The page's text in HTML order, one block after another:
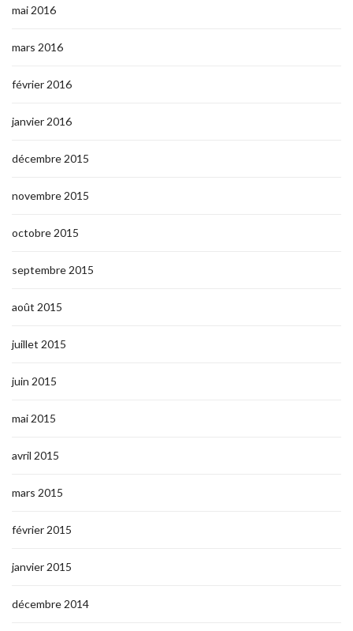
mai 2016
mars 2016
février 2016
janvier 2016
décembre 2015
novembre 2015
octobre 2015
septembre 2015
août 2015
juillet 2015
juin 2015
mai 2015
avril 2015
mars 2015
février 2015
janvier 2015
décembre 2014